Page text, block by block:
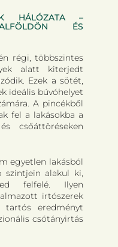
HÁLÓZATA –
ÉS
régi, többszintes
alatt kiterjedt
Ezek a sötét,
ideális búvóhelyet
A pincékből
fel a lakásokba a
csőáttöréseken
egyetlen lakásból
szintjein alakul ki,
felfelé. Ilyen
irtószerek
tartós eredményt
csótányirtás